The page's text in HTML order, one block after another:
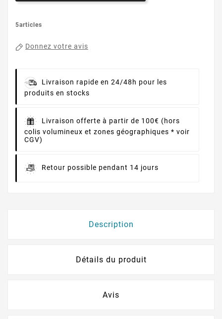
5articles
Donnez votre avis
Livraison rapide en 24/48h pour les
produits en stocks
Livraison offerte à partir de 100€ (hors
colis volumineux et zones géographiques * voir
CGV)
Retour possible pendant 14 jours
Description
Détails du produit
Avis